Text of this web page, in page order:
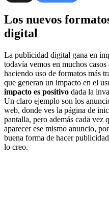
Los nuevos
digital
La publicidad digital gana en
todavía vemos en muchos
haciendo uso de formatos más
que generan un impacto en el
impacto es positivo dada la
Un claro ejemplo son los
web, donde ves la página de
pantalla, pero además cada vez
aparecer ese mismo anuncio,
buena forma de hacer
lo creo.